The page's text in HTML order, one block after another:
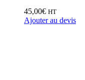
45,00€ HT
Ajouter au devis